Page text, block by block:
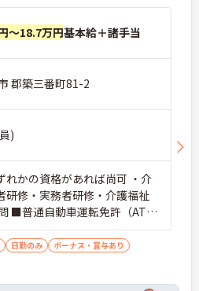
～18.7万円基本給＋諸手当
郡築三番町81-2
)
かの資格があれば尚可 ・介
研修・実務者研修・介護福祉
■普通自動車運転免許（AT限
日勤のみ
ボーナス・賞与あり